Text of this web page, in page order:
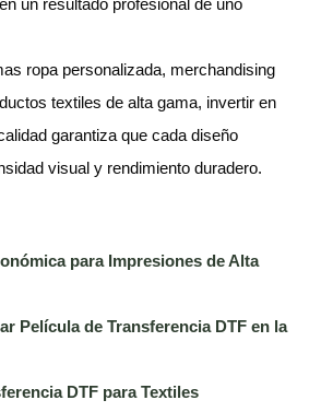
un resultado profesional de uno
ropa personalizada, merchandising
textiles de alta gama, invertir en
garantiza que cada diseño
visual y rendimiento duradero.
para Impresiones de Alta
Película de Transferencia DTF en la
DTF para Textiles